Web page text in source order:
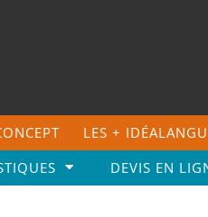
LES +
DEVIS EN